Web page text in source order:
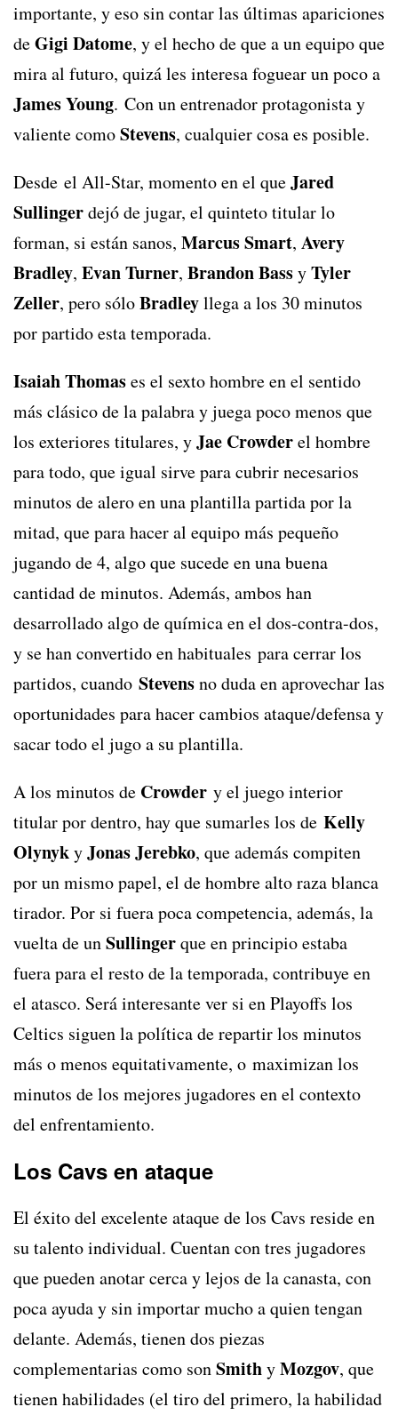
importante, y eso sin contar las últimas apariciones
deGigi Datome, y el hecho de que a un equipo que
mira al futuro, quizá les interesa foguear un poco a
James Young. Con un entrenador protagonista y
valiente comoStevens, cualquier cosa es posible.
Desde el All-Star, momento en el queJared
Sullingerdejó de jugar, el quinteto titular lo
forman, si están sanos, Marcus Smart, Avery
Bradley, Evan Turner, Brandon BassyTyler
Zeller, pero sóloBradleyllega a los 30 minutos
por partido esta temporada.
Isaiah Thomases el sexto hombre en el sentido
más clásico de la palabra y juega poco menos que
los exteriores titulares, yJae Crowderel hombre
para todo, que igual sirve para cubrir necesarios
minutos de alero en una plantilla partida por la
mitad, que para hacer al equipo más pequeño
jugando de 4, algo que sucede en una buena
cantidad de minutos. Además, ambos han
desarrollado algo de química en el dos-contra-dos,
y se han convertido en habituales para cerrar los
partidos, cuando Stevensno duda en aprovechar las
oportunidades para hacer cambios ataque/defensa y
sacar todo el jugo a su plantilla.
A los minutos de Crowder y el juego interior
titular por dentro, hay que sumarles los de Kelly
OlynykyJonas Jerebko, que además compiten
por un mismo papel, el de hombre alto raza blanca
tirador. Por si fuera poca competencia, además, la
vuelta de unSullingerque en principio estaba
fuera para el resto de la temporada, contribuye en
el atasco. Será interesante ver si en Playoffs los
Celtics siguen la política de repartir los minutos
más o menos equitativamente, o maximizan los
minutos de los mejores jugadores en el contexto
del enfrentamiento.
Los Cavs en ataque
El éxito del excelente ataque de los Cavs reside en
su talento individual. Cuentan con tres jugadores
que pueden anotar cerca y lejos de la canasta, con
poca ayuda y sin importar mucho a quien tengan
delante. Además, tienen dos piezas
complementarias como sonSmithyMozgov, que
tienen habilidades (el tiro del primero, la habilidad